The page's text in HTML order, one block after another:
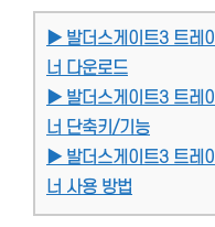
▶ 발더스게이트3 트레이
너 다운로드
▶ 발더스게이트3 트레이
너 단축키/기능
▶ 발더스게이트3 트레이
너 사용 방법